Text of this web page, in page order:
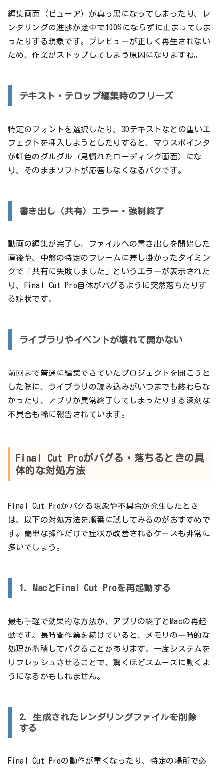
編集画面（ビューア）が真っ黒になってしまったり、レ
ンダリングの進捗が途中で100%にならずに止まってしま
ったりする現象です。プレビューが正しく再生されない
ため、作業がストップしてしまう原因になりますね。
テキスト・テロップ編集時のフリーズ
特定のフォントを選択したり、3Dテキストなどの重いエ
フェクトを挿入しようとしたりすると、マウスポインタ
が虹色のグルグル（見慣れたローディング画面）にな
り、そのままソフトが応答しなくなるバグです。
書き出し（共有）エラー・強制終了
動画の編集が完了し、ファイルへの書き出しを開始した
直後や、中盤の特定のフレームに差し掛かったタイミン
グで「共有に失敗しました」というエラーが表示された
り、Final Cut Pro自体がバグるように突然落ちたりす
る症状です。
ライブラリやイベントが壊れて開かない
前回まで普通に編集できていたプロジェクトを開こうと
した際に、ライブラリの読み込みがいつまでも終わらな
かったり、アプリが異常終了してしまったりする深刻な
不具合も稀に報告されています。
Final Cut Proがバグる・落ちるときの具
体的な対処方法
Final Cut Proがバグる現象や不具合が発生したとき
は、以下の対処方法を順番に試してみるのがおすすめで
す。簡単な操作だけで症状が改善されるケースも非常に
多いでしょう。
1. MacとFinal Cut Proを再起動する
最も手軽で効果的な方法が、アプリの終了とMacの再起
動です。長時間作業を続けていると、メモリの一時的な
処理が蓄積してバグることがあります。一度システムを
リフレッシュさせることで、驚くほどスムーズに動くよ
うになるかもしれません。
2. 生成されたレンダリングファイルを削除
する
Final Cut Proの動作が重くなったり、特定の場所で必